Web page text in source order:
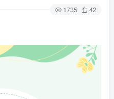
1735 42